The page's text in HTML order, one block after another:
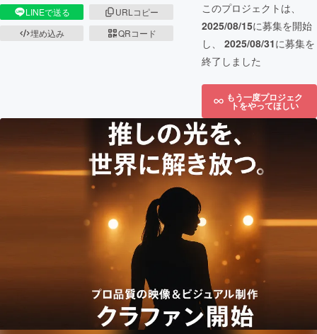
LINEで送る
URLコピー
埋め込み
QRコード
このプロジェクトは、
2025/08/15に募集を開始
し、 2025/08/31に募集を
終了しました
もう一度プロジェク
トをやってほしい